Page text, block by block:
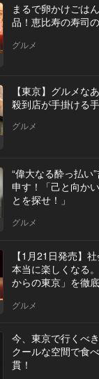
まるで卵かけごは
品！恵比寿の寿司
グルメ
【東京】グルメな
殺到店が手掛ける
グルメ
“偉大なる酔っ払い
申す！「己と向か
とを探せ！」
グルメ
【1月21日発売】
本当に楽しくなる
からの東京」を徹
グルメ
今、東京で行くべ
クールな空間で食
貫！